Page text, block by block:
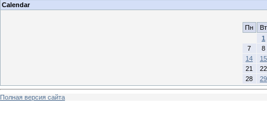
Calendar
Пн
Вт
1
7
8
14
15
21
22
28
29
Полная версия сайта